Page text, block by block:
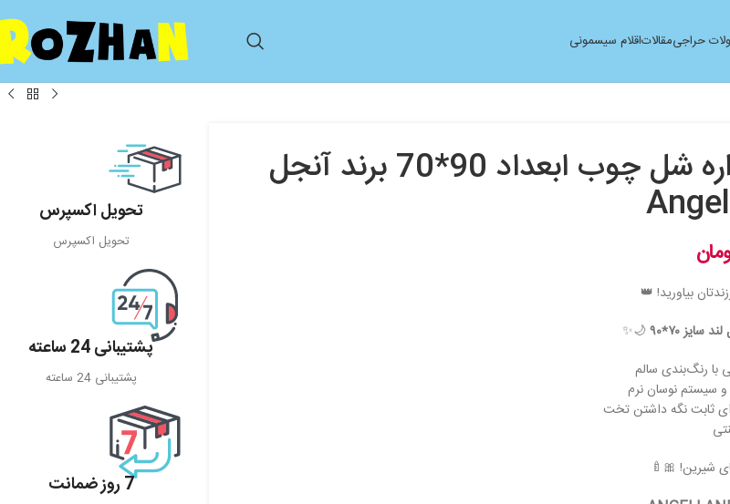
حراجیمقالاتاقلام سیسمونی
تخت گهواره شل چوب ابعداد 90*70 برند آنجل
بیاورید! 👑
۷۰*۹۰
🌙✨
رنگ‌بندی سالم
سیستم نوسان نرم
ثابت نگه داشتن تخت
شیرین! 🎀🍼
تحویل اکسپرس
تحویل اکسپرس
پشتیبانی 24 ساعته
پشتیبانی 24 ساعته
7 روز ضمانت